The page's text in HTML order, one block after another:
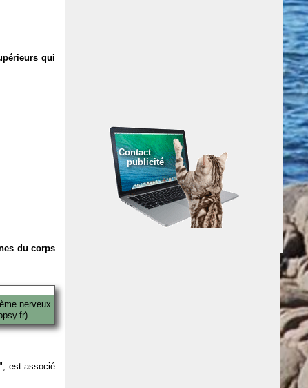
qui
du corps
nerveux
est associé
Contact
publicité